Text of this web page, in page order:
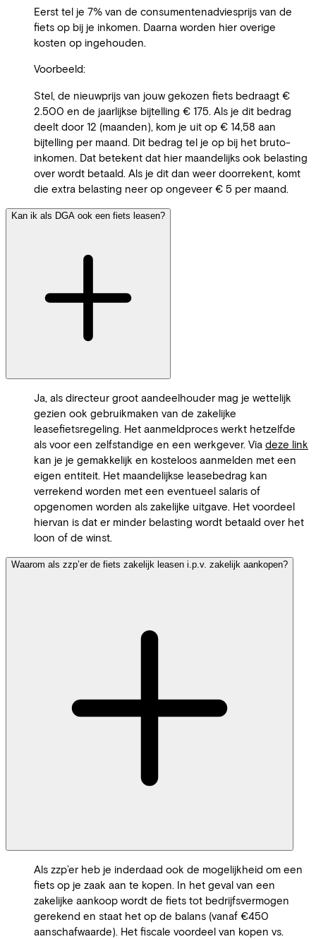
Eerst tel je 7% van de consumentenadviesprijs van de
fiets op bij je inkomen. Daarna worden hier overige
kosten op ingehouden.
Voorbeeld:
Stel, de nieuwprijs van jouw gekozen fiets bedraagt €
2.500 en de jaarlijkse bijtelling € 175. Als je dit bedrag
deelt door 12 (maanden), kom je uit op € 14,58 aan
bijtelling per maand. Dit bedrag tel je op bij het bruto-
inkomen. Dat betekent dat hier maandelijks ook belasting
over wordt betaald. Als je dit dan weer doorrekent, komt
die extra belasting neer op ongeveer € 5 per maand.
Kan ik als DGA ook een fiets leasen?
Ja, als directeur groot aandeelhouder mag je wettelijk
gezien ook gebruikmaken van de zakelijke
leasefietsregeling. Het aanmeldproces werkt hetzelfde
als voor een zelfstandige en een werkgever. Via deze link
kan je je gemakkelijk en kosteloos aanmelden met een
eigen entiteit. Het maandelijkse leasebedrag kan
verrekend worden met een eventueel salaris of
opgenomen worden als zakelijke uitgave. Het voordeel
hiervan is dat er minder belasting wordt betaald over het
loon of de winst.
Waarom als zzp’er de fiets zakelijk leasen i.p.v. zakelijk aankopen?
Als zzp’er heb je inderdaad ook de mogelijkheid om een
fiets op je zaak aan te kopen. In het geval van een
zakelijke aankoop wordt de fiets tot bedrijfsvermogen
gerekend en staat het op de balans (vanaf €450
aanschafwaarde). Het fiscale voordeel van kopen vs.